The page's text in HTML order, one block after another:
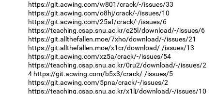
https://git.acwing.com/w801/crack/-/issues/33
https://git.acwing.com/o8hj/crack/-/issues/10
https://git.acwing.com/25af/crack/-/issues/6
https://teaching.csap.snu.ac.kr/e25l/download/-/issues/6
https://git.allthefallen.moe/7xho/download/-/issues/21
https://git.allthefallen.moe/x1cr/download/-/issues/13
https://git.acwing.com/xz5a/crack/-/issues/54
https://teaching.csap.snu.ac.kr/0ru2/download/-/issues/2
4 https://git.acwing.com/b5x3/crack/-/issues/5
https://git.acwing.com/5pna/crack/-/issues/2
https://teaching.csap.snu.ac.kr/x1lj/download/-/issues/10